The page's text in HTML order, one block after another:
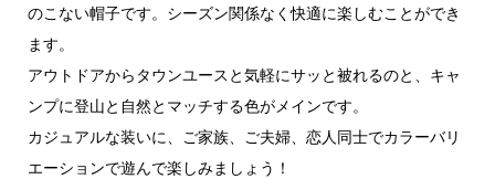
のこない帽子です。シーズン関係なく快適に楽しむことができ
ます。
アウトドアからタウンユースと気軽にサッと被れるのと、キャ
ンプに登山と自然とマッチする色がメインです。
カジュアルな装いに、ご家族、ご夫婦、恋人同士でカラーバリ
エーションで遊んで楽しみましょう！